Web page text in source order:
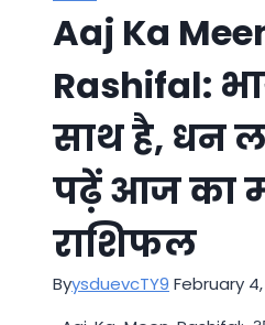
Aaj Ka
Rashifal:
साथ है, धन
पढ़ें आज का
राशिफल
ByysduevcTY9 February